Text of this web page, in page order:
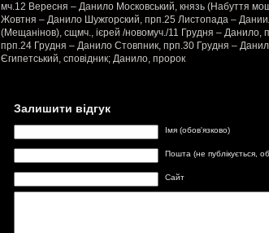
мч.12 Вересня – Данило Московський, князь (Набуття
Жовтня – Данило Шужгорский, прп.25 Листопада –
(Мещанінов), сщмч., ієрей /новомуч./11 Грудня – Данило,
прп.24 Грудня – Данило Стовпник, прп.30 Грудня –
Єгипетський, сповідник; Данило, пророк
Залишити відгук
Імя (обов'язково)
Пошта (не публікується,
Сайт